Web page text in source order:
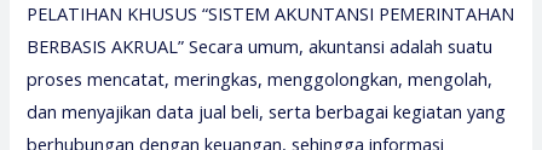
PELATIHAN KHUSUS “SISTEM AKUNTANSI PEMERINTAHAN
BERBASIS AKRUAL” Secara umum, akuntansi adalah suatu
proses mencatat, meringkas, menggolongkan, mengolah,
dan menyajikan data jual beli, serta berbagai kegiatan yang
berhubungan dengan keuangan, sehingga informasi